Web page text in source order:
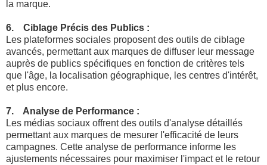
la marque.
6. Ciblage Précis des Publics :
Les plateformes sociales proposent des outils de ciblage
avancés, permettant aux marques de diffuser leur message
auprès de publics spécifiques en fonction de critères tels
que l'âge, la localisation géographique, les centres d'intérêt,
et plus encore.
7. Analyse de Performance :
Les médias sociaux offrent des outils d'analyse détaillés
permettant aux marques de mesurer l'efficacité de leurs
campagnes. Cette analyse de performance informe les
ajustements nécessaires pour maximiser l'impact et le retour